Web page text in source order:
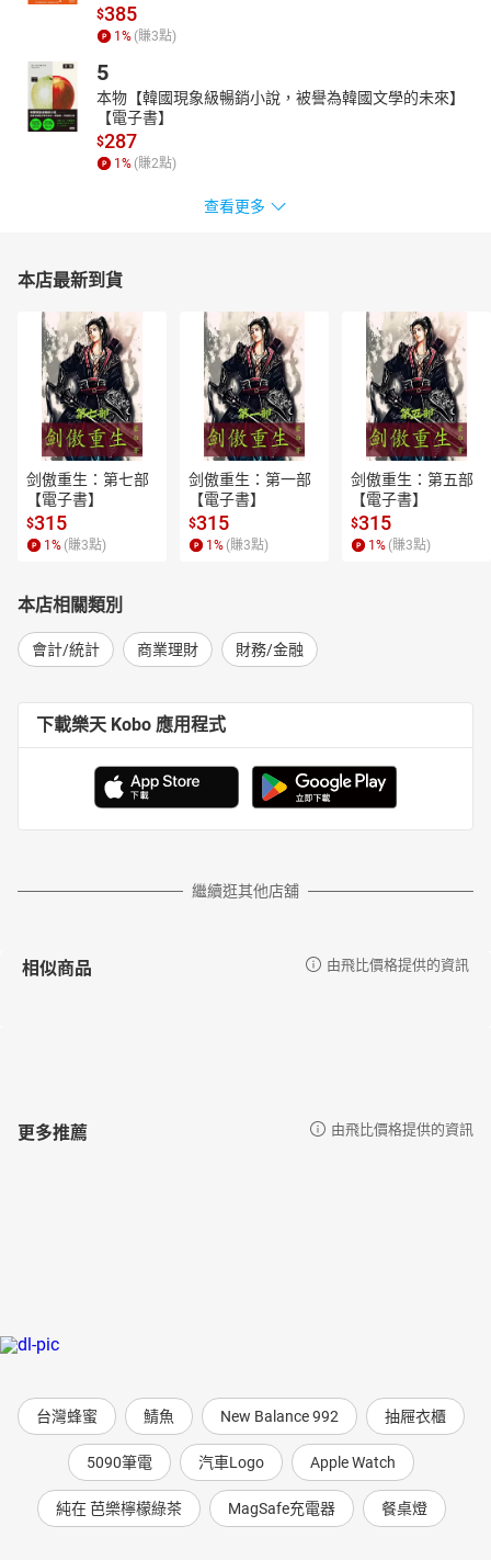
$385
1% (賺3點)
5
本物【韓國現象級暢銷小說，被譽為韓國文學的未來】
【電子書】
$287
1% (賺2點)
查看更多
本店最新到貨
剑傲重生：第七部
【電子書】
$315
1 % (賺3點)
剑傲重生：第一部
【電子書】
$315
1 % (賺3點)
剑傲重生：第五部
【電子書】
$315
1 % (賺3點)
本店相關類別
會計/統計 商業理財 財務/金融
下載樂天 Kobo 應用程式
繼續逛其他店舖
相似商品 由飛比價格提供的資訊
更多推薦 由飛比價格提供的資訊
台灣蜂蜜 鯖魚 New Balance 992 抽屜衣櫃
5090筆電 汽車Logo Apple Watch
純在 芭樂檸檬綠茶 MagSafe充電器 餐桌燈